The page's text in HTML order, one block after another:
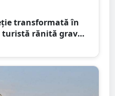
transformată în
turistă rănită grav
traseu acoperit cu